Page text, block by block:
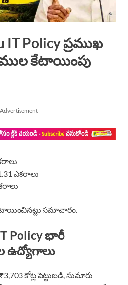
IT Policy ప్రముఖ
కేటాయింపు
Advertisement
ఎకరాలు
సమాచారం.
Policy భారీ
ఉద్యోగాలు
కోట్ల పెట్టుబడి, సుమారు